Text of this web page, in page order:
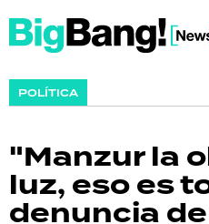
POLÍTICA
"Manzur la
luz, eso es
denuncia
SHOW
POLICIALES